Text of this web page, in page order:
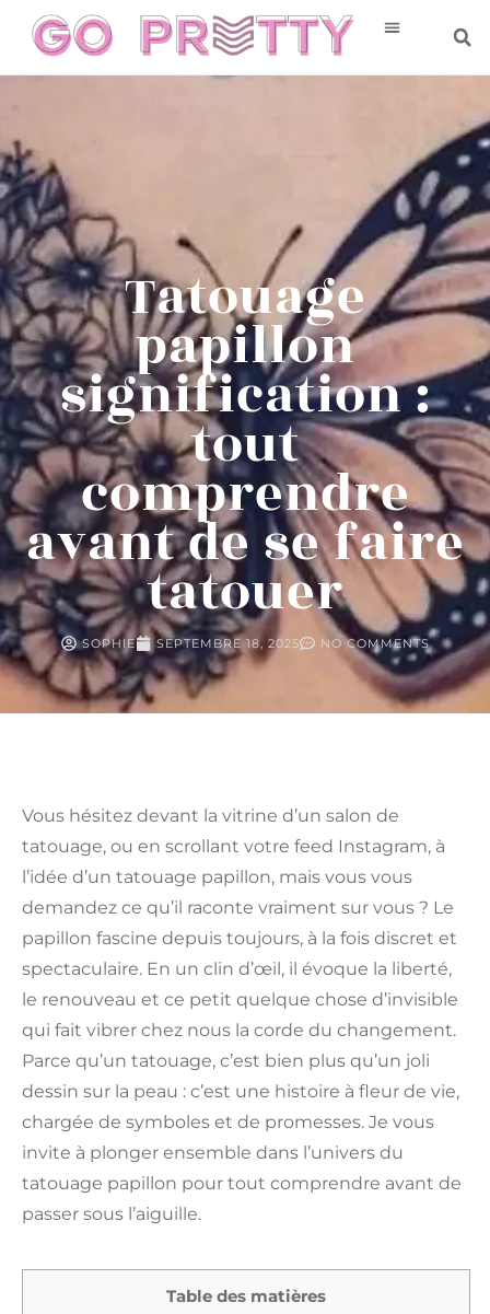
Tatouage
papillon
signification :
tout
comprendre
avant de se faire
tatouer
SOPHIE SEPTEMBRE 18, 2025 NO COMMENTS
Vous hésitez devant la vitrine d’un salon de
tatouage, ou en scrollant votre feed Instagram, à
l’idée d’un tatouage papillon, mais vous vous
demandez ce qu’il raconte vraiment sur vous ? Le
papillon fascine depuis toujours, à la fois discret et
spectaculaire. En un clin d’œil, il évoque la liberté,
le renouveau et ce petit quelque chose d’invisible
qui fait vibrer chez nous la corde du changement.
Parce qu’un tatouage, c’est bien plus qu’un joli
dessin sur la peau : c’est une histoire à fleur de vie,
chargée de symboles et de promesses. Je vous
invite à plonger ensemble dans l’univers du
tatouage papillon pour tout comprendre avant de
passer sous l’aiguille.
Table des matières